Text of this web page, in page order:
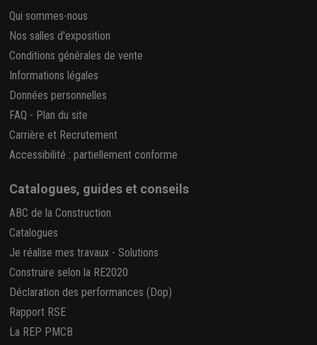
Qui sommes-nous
Nos salles d'exposition
Conditions générales de vente
Informations légales
Données personnelles
FAQ - Plan du site
Carrière et Recrutement
Accessibilité : partiellement conforme
Catalogues, guides et conseils
ABC de la Construction
Catalogues
Je réalise mes travaux - Solutions
Construire selon la RE2020
Déclaration des performances (Dop)
Rapport RSE
La REP PMCB